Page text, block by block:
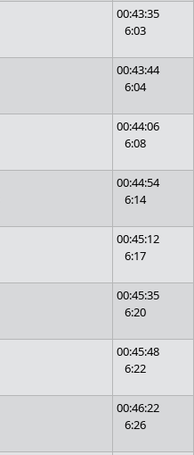
00:43:35
6:03
00:43:44
6:04
00:44:06
6:08
00:44:54
6:14
00:45:12
6:17
00:45:35
6:20
00:45:48
6:22
00:46:22
6:26